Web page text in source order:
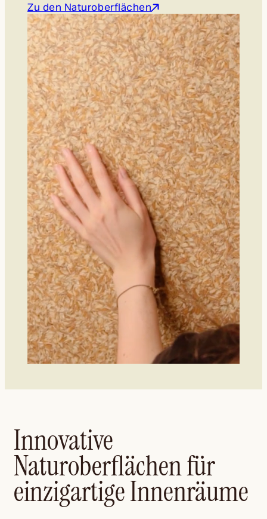
Zu den Naturoberflächen
Innovative
Naturoberflächen für
einzigartige Innenräume